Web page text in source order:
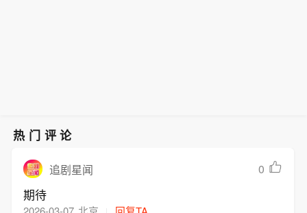
热门评论
追剧星闻 0
期待